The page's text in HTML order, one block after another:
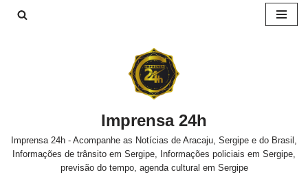
Imprensa 24h
Imprensa 24h - Acompanhe as Notícias de Aracaju, Sergipe e do Brasil,
Informações de trânsito em Sergipe, Informações policiais em Sergipe,
previsão do tempo, agenda cultural em Sergipe